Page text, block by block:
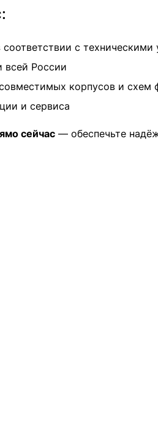
с техническими
всей России
корпусов и схем
и сервиса
сейчас — обеспечьте